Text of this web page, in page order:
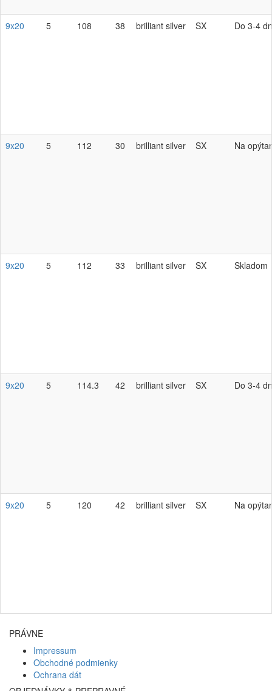
9x20 5 108 38 brilliant silver SX Do 3-4
9x20 5 112 30 brilliant silver SX Na
9x20 5 112 33 brilliant silver SX Skladom
9x20 5 114.3 42 brilliant silver SX Do 3-4
9x20 5 120 42 brilliant silver SX Na
PRÁVNE
Impressum
Obchodné podmienky
Ochrana dát